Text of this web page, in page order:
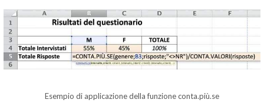
Esempio di applicazione della funzione conta.più.se